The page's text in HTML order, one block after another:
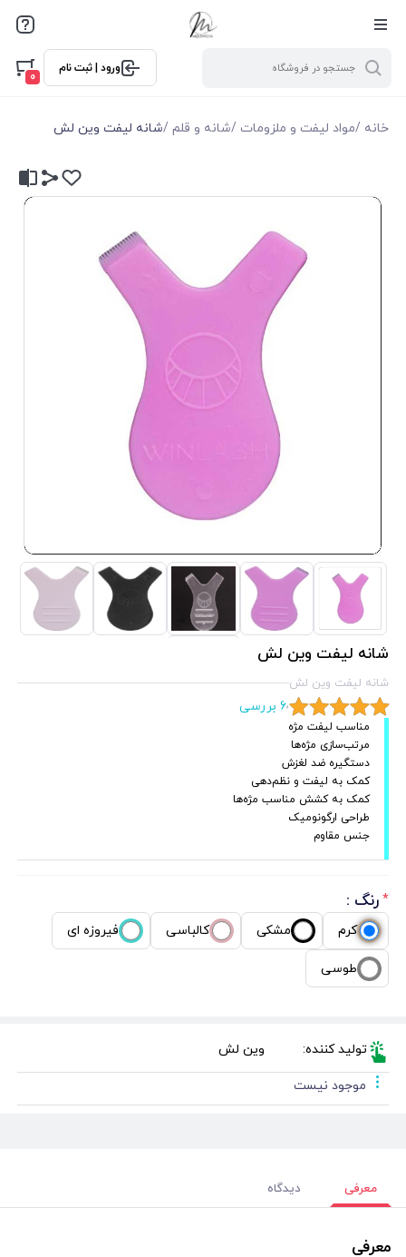
ورود | ثبت نام
0
خانه /مواد لیفت و ملزومات /شانه و قلم /شانه لیفت وین لش
شانه لیفت وین لش
شانه لیفت وین لش
6 بررسی
مناسب لیفت مژه
مرتب‌سازی مژه‌ها
دستگیره ضد لغزش
کمک به لیفت و نظم‌دهی
کمک به کشش مناسب مژه‌ها
طراحی ارگونومیک
جنس مقاوم
* رنگ :
کرم مشکی کالباسی فیروزه ای
طوسی
تولید کننده: وین لش
موجود نیست
معرفی دیدگاه
معرفی